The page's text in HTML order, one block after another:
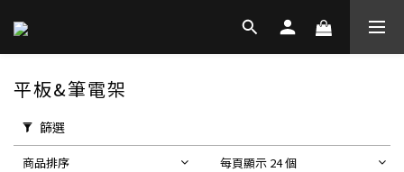
平板&筆電架
篩選
商品排序 每頁顯示 24 個